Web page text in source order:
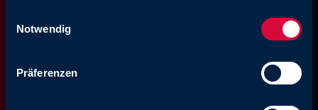
Cookies, wenn Sie unsere Webseite weiterhin nutzen.
Notwendig
Präferenzen